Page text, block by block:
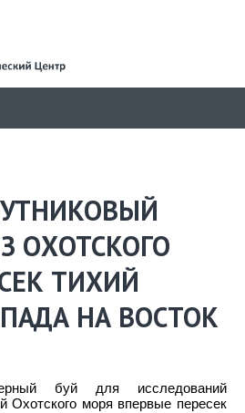
ОХОТСКОГО
ТИХИЙ
НА ВОСТОК
буй для исследований
Охотского моря впервые пересек